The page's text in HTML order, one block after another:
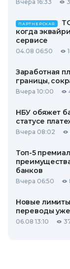
Вчера 16:33
ПАРТНЕРСКАЯ
когда
сервисе
04.08 06:50
Заработная
границы,
Вчера 10:00
НБУ обяжет
статусе
Вчера 08:02
Топ-5
банков
Вчера 06:50
Новые
переводы уже
06.08 13:10